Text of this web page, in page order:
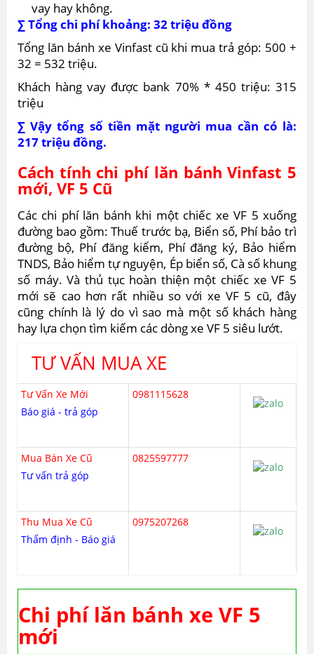
vay hay không.
∑ Tổng chi phí khoảng: 32 triệu đồng
Tổng lăn bánh xe Vinfast cũ khi mua trả góp: 500 +
32 = 532 triệu.
Khách hàng vay được bank 70% * 450 triệu: 315
triệu
∑ Vậy tổng số tiền mặt người mua cần có là:
217 triệu đồng.
Cách tính chi phí lăn bánh Vinfast 5
mới, VF 5 Cũ
Các chi phí lăn bánh khi một chiếc xe VF 5 xuống
đường bao gồm: Thuế trước bạ, Biển số, Phí bảo trì
đường bộ, Phí đăng kiểm, Phí đăng ký, Bảo hiểm
TNDS, Bảo hiểm tự nguyện, Ép biển số, Cà số khung
số máy. Và thủ tục hoàn thiện một chiếc xe VF 5
mới sẽ cao hơn rất nhiều so với xe VF 5 cũ, đây
cũng chính là lý do vì sao mà một số khách hàng
hay lựa chọn tìm kiếm các dòng xe VF 5 siêu lướt.
TƯ VẤN MUA XE
Tư Vấn Xe Mới
Báo giá - trả góp
0981115628
Mua Bán Xe Cũ
Tư vấn trả góp
0825597777
Thu Mua Xe Cũ
Thẩm định - Báo giá
0975207268
Chi phí lăn bánh xe VF 5
mới